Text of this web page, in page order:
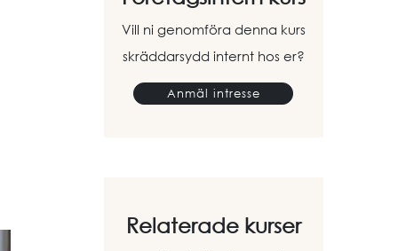
Vill ni genomföra denna kurs
skräddarsydd internt hos er?
Anmäl intresse
Relaterade kurser